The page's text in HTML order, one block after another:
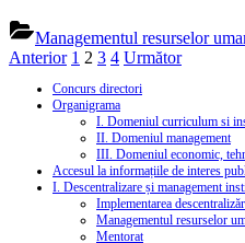
Managementul resurselor
Paginație
articole
Anterior 1 2 3 4 Următor
Concurs directori
Organigrama
I. Domeniul curriculum si
II. Domeniul management
III. Domeniul economic,
Accesul la informațiile de interes
I. Descentralizare și management
Implementarea
Managementul resurselor
Mentorat